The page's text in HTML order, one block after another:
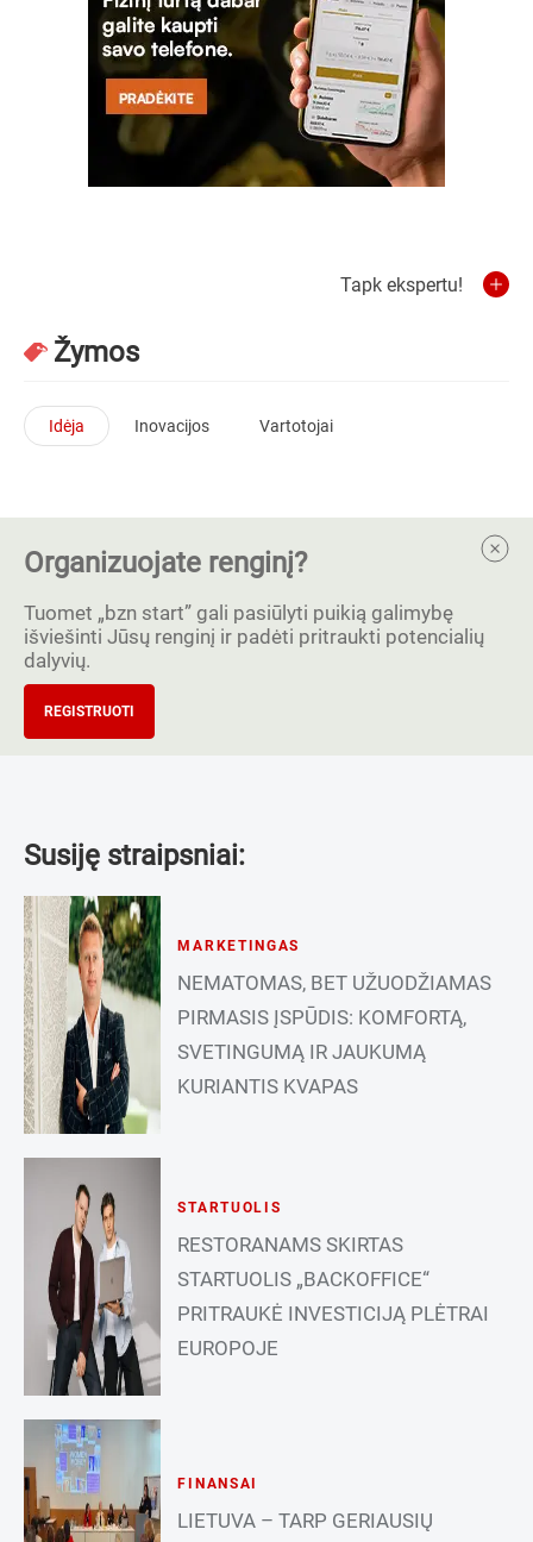
Tapk ekspertu!
Žymos
Idėja Inovacijos Vartotojai
Organizuojate renginį?
Tuomet „bzn start” gali pasiūlyti puikią galimybę
išviešinti Jūsų renginį ir padėti pritraukti potencialių
dalyvių.
REGISTRUOTI
Susiję straipsniai:
MARKETINGAS
NEMATOMAS, BET UŽUODŽIAMAS
PIRMASIS ĮSPŪDIS: KOMFORTĄ,
SVETINGUMĄ IR JAUKUMĄ
KURIANTIS KVAPAS
STARTUOLIS
RESTORANAMS SKIRTAS
STARTUOLIS „BACKOFFICE“
PRITRAUKĖ INVESTICIJĄ PLĖTRAI
EUROPOJE
FINANSAI
LIETUVA – TARP GERIAUSIŲ